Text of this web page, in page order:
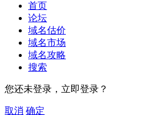
首页
论坛
域名估价
域名市场
域名攻略
搜索
您还未登录，立即登录？
取消 确定